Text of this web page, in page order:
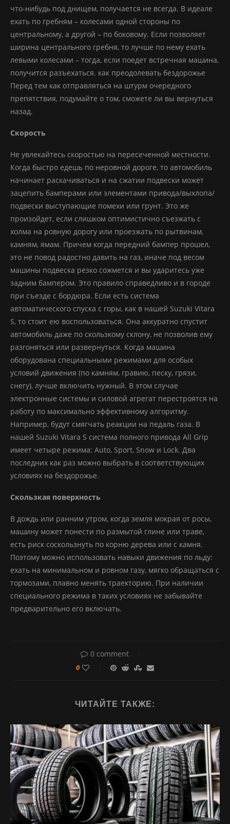
что-нибудь под днищем, получается не всегда. В идеале
ехать по гребням – колесами одной стороны по
центральному, а другой – по боковому. Если позволяет
ширина центрального гребня, то лучше по нему ехать
левыми колесами – тогда, если поедет встречная машина,
получится разъехаться. как преодолевать бездорожье
Перед тем как отправляться на штурм очередного
препятствия, подумайте о том, сможете ли вы вернуться
назад.
Скорость
Не увлекайтесь скоростью на пересеченной местности.
Когда быстро едешь по неровной дороге, то автомобиль
начинает раскачиваться и на сжатии подвески может
зацепить бамперами или элементами привода/выхлопа/
подвески выступающие помехи или грунт. Это же
произойдет, если слишком оптимистично съезжать с
холма на ровную дорогу или проезжать по рытвинам,
камням, ямам. Причем когда передний бампер прошел,
это не повод радостно давить на газ, иначе под весом
машины подвеска резко сожмется и вы ударитесь уже
задним бампером. Это правило справедливо и в городе
при съезде с бордюра. Если есть система
автоматического спуска с горы, как в нашей Suzuki Vitara
S, то стоит ею воспользоваться. Она аккуратно спустит
автомобиль даже по скользкому склону, не позволив ему
разгоняться или развернуться. Когда машина
оборудована специальными режимами для особых
условий движения (по камням, гравию, песку, грязи,
снегу), лучше включить нужный. В этом случае
электронные системы и силовой агрегат перестроятся на
работу по максимально эффективному алгоритму.
Например, будут смягчать реакции на педаль газа. В
нашей Suzuki Vitara S система полного привода All Grip
имеет четыре режима: Auto, Sport, Snow и Lock. Два
последних как раз можно выбрать в соответствующих
условиях на бездорожье.
Скользкая поверхность
В дождь или ранним утром, когда земля мокрая от росы,
машину может понести по размытой глине или траве,
есть риск соскользнуть по корню дерева или с камня.
Поэтому можно использовать навыки движения по льду:
ехать на минимальном и ровном газу, мягко обращаться с
тормозами, плавно менять траекторию. При наличии
специального режима в таких условиях не забывайте
предварительно его включать.
0 comment
0
ЧИТАЙТЕ ТАКЖЕ: